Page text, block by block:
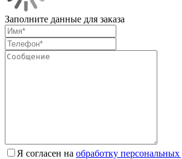
Заполните данные для заказа
Я согласен на обработку